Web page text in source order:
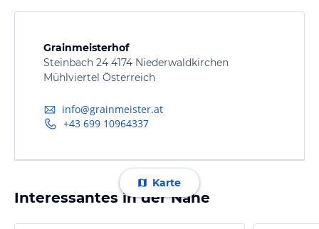
Grainmeisterhof
Steinbach 24 4174 Niederwaldkirchen
Mühlviertel Österreich
info@grainmeister.at
+43 699 10964337
Karte
Interessantes in der Nähe